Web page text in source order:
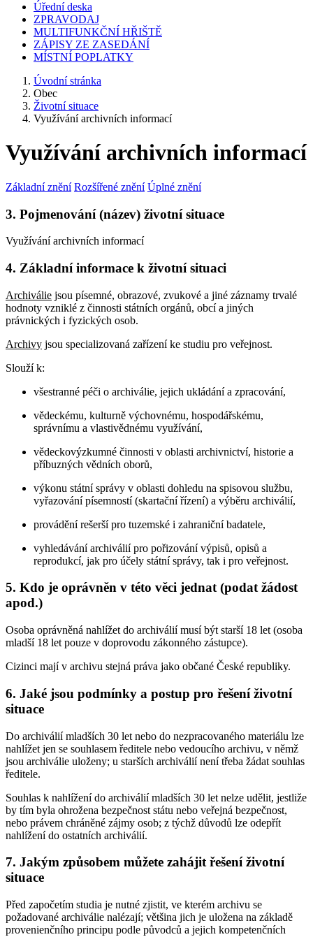
Úřední deska
ZPRAVODAJ
MULTIFUNKČNÍ HŘIŠTĚ
ZÁPISY ZE ZASEDÁNÍ
MÍSTNÍ POPLATKY
Úvodní stránka
Obec
Životní situace
Využívání archivních informací
Využívání archivních informací
Základní znění Rozšířené znění Úplné znění
3. Pojmenování (název) životní situace
Využívání archivních informací
4. Základní informace k životní situaci
Archiválie jsou písemné, obrazové, zvukové a jiné záznamy trvalé
hodnoty vzniklé z činnosti státních orgánů, obcí a jiných
právnických i fyzických osob.
Archivy jsou specializovaná zařízení ke studiu pro veřejnost.
Slouží k:
všestranné péči o archiválie, jejich ukládání a zpracování,
vědeckému, kulturně výchovnému, hospodářskému,
správnímu a vlastivědnému využívání,
vědeckovýzkumné činnosti v oblasti archivnictví, historie a
příbuzných vědních oborů,
výkonu státní správy v oblasti dohledu na spisovou službu,
vyřazování písemností (skartační řízení) a výběru archiválií,
provádění rešerší pro tuzemské i zahraniční badatele,
vyhledávání archiválií pro pořizování výpisů, opisů a
reprodukcí, jak pro účely státní správy, tak i pro veřejnost.
5. Kdo je oprávněn v této věci jednat (podat žádost
apod.)
Osoba oprávněná nahlížet do archiválií musí být starší 18 let (osoba
mladší 18 let pouze v doprovodu zákonného zástupce).
Cizinci mají v archivu stejná práva jako občané České republiky.
6. Jaké jsou podmínky a postup pro řešení životní
situace
Do archiválií mladších 30 let nebo do nezpracovaného materiálu lze
nahlížet jen se souhlasem ředitele nebo vedoucího archivu, v němž
jsou archiválie uloženy; u starších archiválií není třeba žádat souhlas
ředitele.
Souhlas k nahlížení do archiválií mladších 30 let nelze udělit, jestliže
by tím byla ohrožena bezpečnost státu nebo veřejná bezpečnost,
nebo právem chráněné zájmy osob; z týchž důvodů lze odepřít
nahlížení do ostatních archiválií.
7. Jakým způsobem můžete zahájit řešení životní
situace
Před započetím studia je nutné zjistit, ve kterém archivu se
požadované archiválie nalézají; většina jich je uložena na základě
provenienčního principu podle původců a jejich kompetenčních